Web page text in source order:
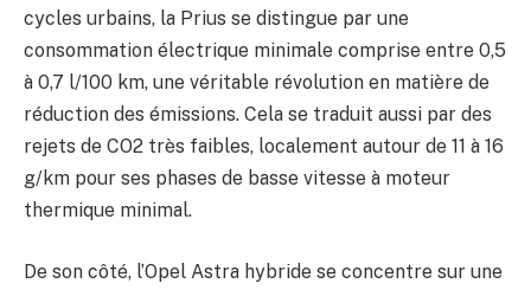
cycles urbains, la Prius se distingue par une
consommation électrique minimale comprise entre 0,5
à 0,7 l/100 km, une véritable révolution en matière de
réduction des émissions. Cela se traduit aussi par des
rejets de CO2 très faibles, localement autour de 11 à 16
g/km pour ses phases de basse vitesse à moteur
thermique minimal.
De son côté, l’Opel Astra hybride se concentre sur une